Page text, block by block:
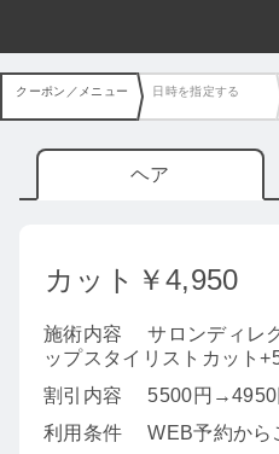
クーポン／メニュー 日時を指定する
ヘア
カット￥4,950
施術内容
サロンディレ
ップスタイリストカット
割引内容
5500円→4950
利用条件
WEB予約から